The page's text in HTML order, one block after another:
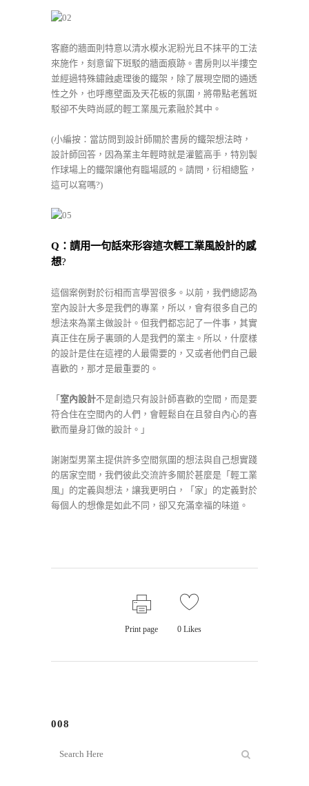
客廳的牆面則特意以清水模水泥粉光且不抹平的工法
來施作 ，刻意留下斑駁的牆面痕跡。書房則以半摟空
並經過特殊鏽蝕處理後的鐵架，除了展現空間的通透
性之外，也呼應壁面及天花板的氛圍，將帶點老舊斑
駁卻不失時尚感的輕工業風元素融於其中。
(小編按：當訪問到設計師關於書房的鐵架想法時，
設計師回答，因為業主年輕時就是灌籃高手，特別製
作球場上的鐵架讓他有臨場感的。請問，衍相總監，
這可以寫嗎?)
Q ：請用一句話來形容這次輕工業風設計的感
想?
這個案例對於衍相而言學習很多。以前，我們總認為
室內設計大多是我們的專業，所以，會有很多自己的
想法來為業主做設計。但我們都忘記了一件事，其實
真正住在房子裏頭的人是我們的業主。所以，什麼樣
的設計是住在這裡的人最需要的，又或者他們自己最
喜歡的，那才是最重要的。
「 室內設計不是創造只有設計師喜歡的空間，而是要
符合住在空間內的人們，會輕鬆自在且發自內心的喜
歡而量身訂做的設計。」
謝謝型男業主提供許多空間氛圍的想法與自己想實踐
的居家空間，我們彼此交流許多關於甚麼是「輕工業
風」的定義與想法，讓我更明白，「家」的定義對於
每個人的想像是如此不同，卻又充滿幸福的味道。
Print page 0 Likes
008